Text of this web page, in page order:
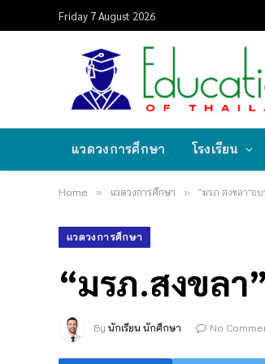
Friday 7 August 2026
แวดวงการศึกษา โรงเรียน
Home » แวดวงการศึกษา » “มรภ.สงขลา”
แวดวงการศึกษา
“มรภ.สงขล
By นักเรียน นักศึกษา No